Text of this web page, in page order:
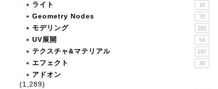
ライト 10
Geometry Nodes 70
モデリング 282
UV展開 54
テクスチャ&マテリアル 297
エフェクト 36
アドオン
(1,289)